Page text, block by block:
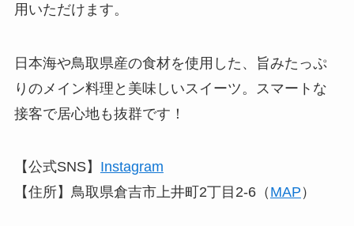
用いただけます。
日本海や鳥取県産の食材を使用した、旨みたっぷ
りのメイン料理と美味しいスイーツ。スマートな
接客で居心地も抜群です！
【公式SNS】 Instagram
【住所】鳥取県倉吉市上井町2丁目2-6（ MAP ）